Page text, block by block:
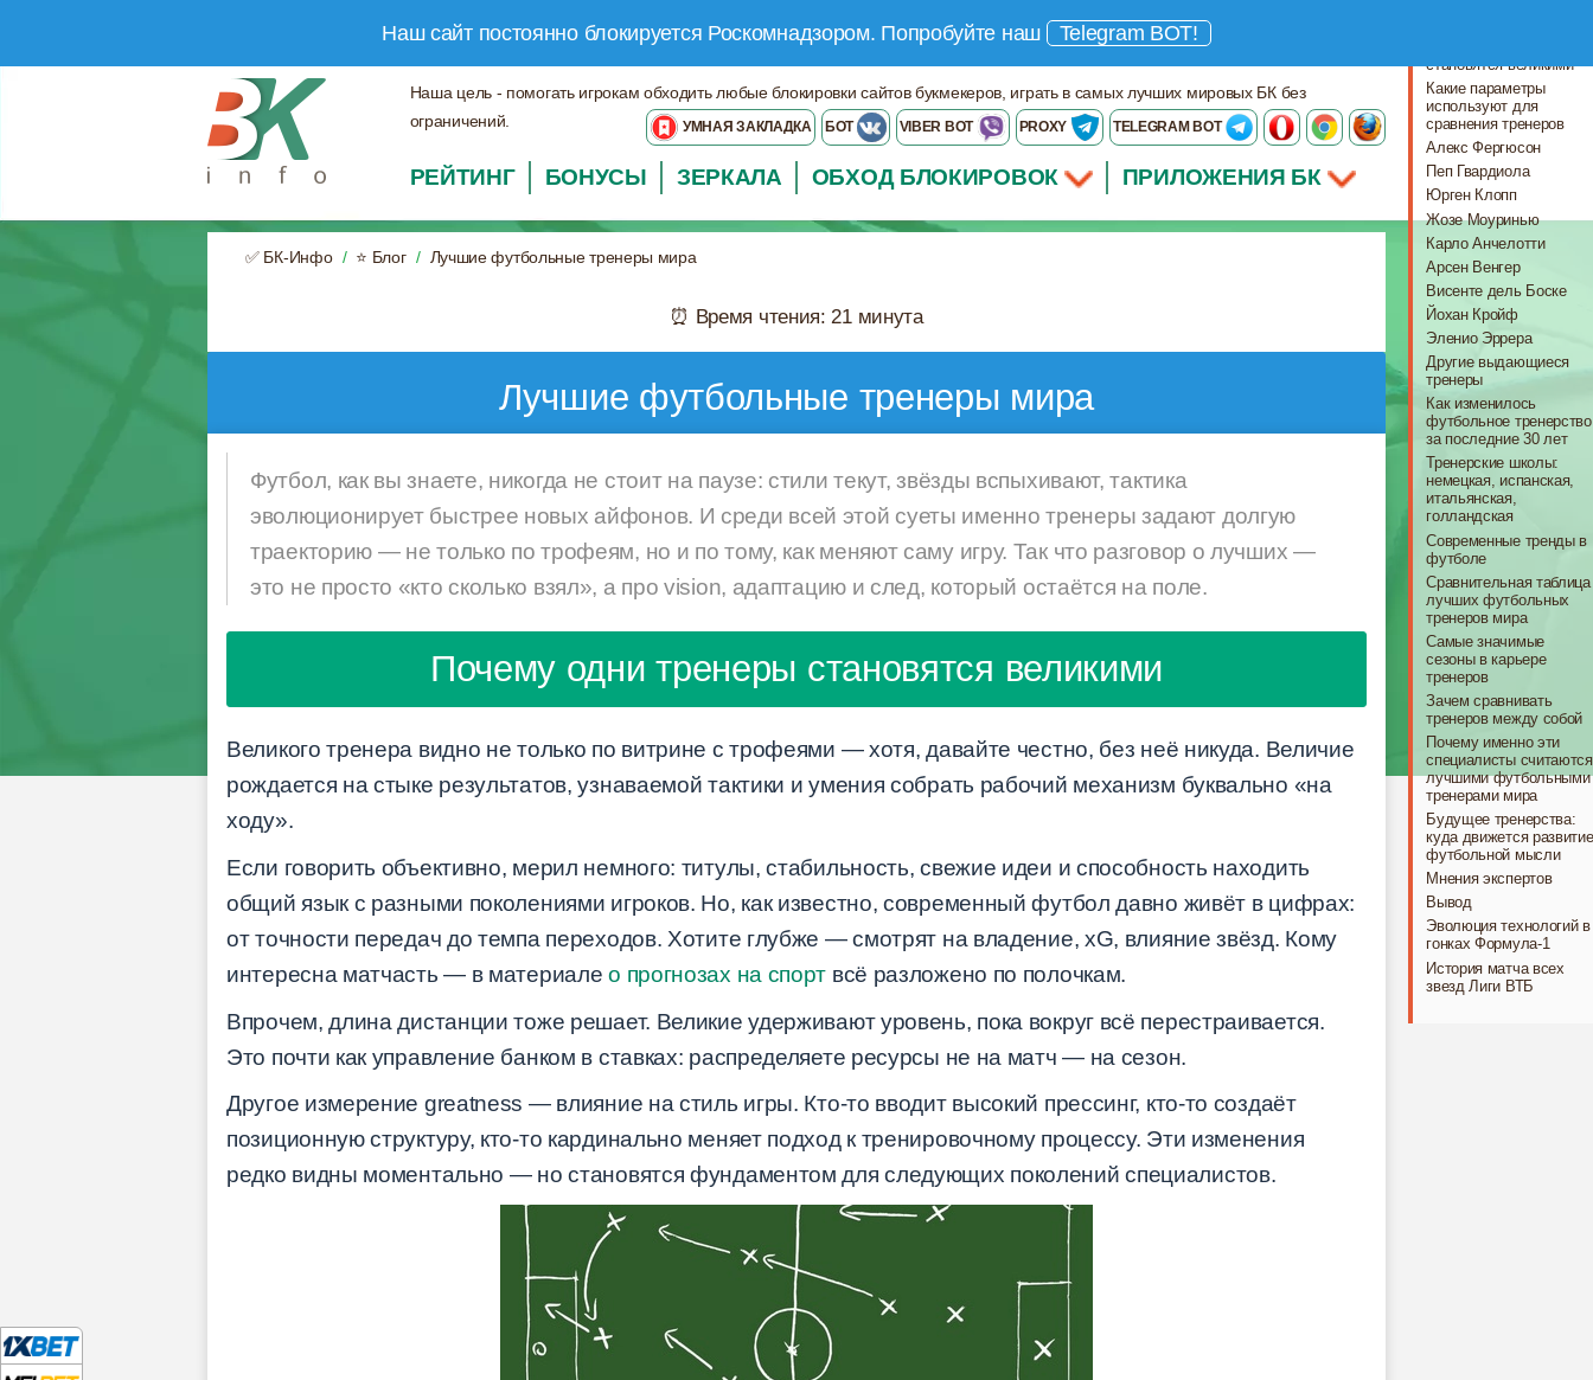
Наш сайт постоянно блокируется Роскомнадзором. Попробуйте наш Telegram BOT!
Наша цель - помогать игрокам обходить любые блокировки сайтов букмекеров, играть в самых лучших мировых БК без
ограничений.
TELEGRAM BOT
PROXY
VIBER BOT
БОТ
УМНАЯ ЗАКЛАДКА
РЕЙТИНГ БОНУСЫ ЗЕРКАЛА ОБХОД БЛОКИРОВОК ПРИЛОЖЕНИЯ БК
✅ БК-Инфо ⭐ Блог Лучшие футбольные тренеры мира
⏰ Время чтения: 21 минута
Лучшие футбольные тренеры мира
Футбол, как вы знаете, никогда не стоит на паузе: стили текут, звёзды вспыхивают, тактика
эволюционирует быстрее новых айфонов. И среди всей этой суеты именно тренеры задают долгую
траекторию — не только по трофеям, но и по тому, как меняют саму игру. Так что разговор о лучших —
это не просто «кто сколько взял», а про vision, адаптацию и след, который остаётся на поле.
Почему одни тренеры становятся великими
Великого тренера видно не только по витрине с трофеями — хотя, давайте честно, без неё никуда. Величие
рождается на стыке результатов, узнаваемой тактики и умения собрать рабочий механизм буквально «на
ходу».
Если говорить объективно, мерил немного: титулы, стабильность, свежие идеи и способность находить
общий язык с разными поколениями игроков. Но, как известно, современный футбол давно живёт в цифрах:
от точности передач до темпа переходов. Хотите глубже — смотрят на владение, xG, влияние звёзд. Кому
интересна матчасть — в материалео прогнозах на спорт всё разложено по полочкам.
Впрочем, длина дистанции тоже решает. Великие удерживают уровень, пока вокруг всё перестраивается.
Это почти как управление банком в ставках: распределяете ресурсы не на матч — на сезон.
Другое измерение greatness — влияние на стиль игры. Кто-то вводит высокий прессинг, кто-то создаёт
позиционную структуру, кто-то кардинально меняет подход к тренировочному процессу. Эти изменения
редко видны моментально — но становятся фундаментом для следующих поколений специалистов.
становятся великими
Какие параметры
используют для
сравнения тренеров
Алекс Фергюсон
Пеп Гвардиола
Юрген Клопп
Жозе Моуринью
Карло Анчелотти
Арсен Венгер
Висенте дель Боске
Йохан Кройф
Эленио Эррера
Другие выдающиеся
тренеры
Как изменилось
футбольное тренерство
за последние 30 лет
Тренерские школы:
немецкая, испанская,
итальянская,
голландская
Современные тренды в
футболе
Сравнительная таблица
лучших футбольных
тренеров мира
Самые значимые
сезоны в карьере
тренеров
Зачем сравнивать
тренеров между собой
Почему именно эти
специалисты считаются
лучшими футбольными
тренерами мира
Будущее тренерства:
куда движется развитие
футбольной мысли
Мнения экспертов
Вывод
Эволюция технологий в
гонках Формула-1
История матча всех
звезд Лиги ВТБ